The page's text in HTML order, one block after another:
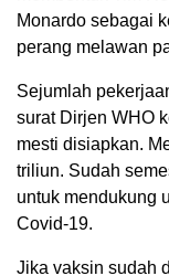
Monardo sebagai
perang melawan
Sejumlah
surat Dirjen WHO
mesti disiapkan.
triliun. Sudah
untuk mendukung
Covid-19.
Jika vaksin sudah